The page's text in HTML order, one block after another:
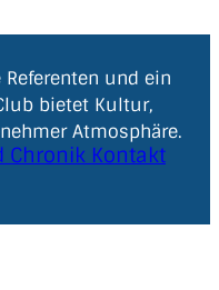
und ein
bietet Kultur,
Atmosphäre.
Chronik Kontakt